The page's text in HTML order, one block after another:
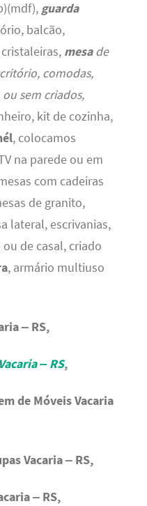
guarda
balcão,
mesa de
comodas,
sem criados,
kit de cozinha,
, colocamos
na parede ou em
com cadeiras
de granito,
lateral, escrivanias,
de casal, criado
, armário multiuso
– RS,
– RS,
de Móveis Vacaria
Vacaria – RS,
– RS,